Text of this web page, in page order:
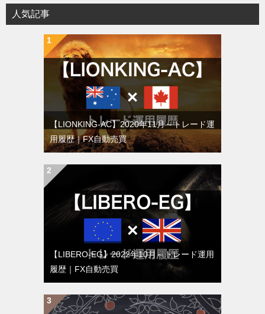
人気記事
【LIONKING-AC】2020年11月～トレード運
用履歴｜FX自動売買
【LIBERO-EG】2022年10月～トレード運用
履歴｜FX自動売買